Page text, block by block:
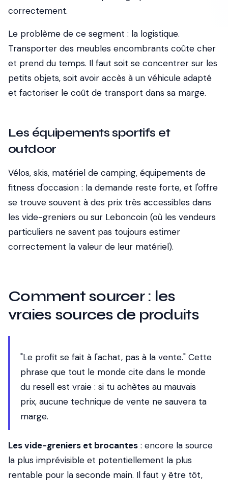
correctement.
Le problème de ce segment : la logistique.
Transporter des meubles encombrants coûte cher
et prend du temps. Il faut soit se concentrer sur les
petits objets, soit avoir accès à un véhicule adapté
et factoriser le coût de transport dans sa marge.
Les équipements sportifs et
outdoor
Vélos, skis, matériel de camping, équipements de
fitness d'occasion : la demande reste forte, et l'offre
se trouve souvent à des prix très accessibles dans
les vide-greniers ou sur Leboncoin (où les vendeurs
particuliers ne savent pas toujours estimer
correctement la valeur de leur matériel).
Comment sourcer : les
vraies sources de produits
"Le profit se fait à l'achat, pas à la vente." Cette
phrase que tout le monde cite dans le monde
du resell est vraie : si tu achètes au mauvais
prix, aucune technique de vente ne sauvera ta
marge.
Les vide-greniers et brocantes : encore la source
la plus imprévisible et potentiellement la plus
rentable pour la seconde main. Il faut y être tôt,